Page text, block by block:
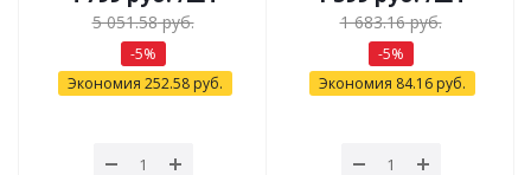
5 051.58руб.
-5%
Экономия 252.58руб.
1 683.16руб.
-5%
Экономия 84.16 руб.